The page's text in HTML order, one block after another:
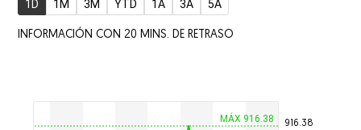
1D 1M 3M YTD 1A 3A 5A
INFORMACIÓN CON 20 MINS. DE RETRASO
MÁX 916.38 916.38